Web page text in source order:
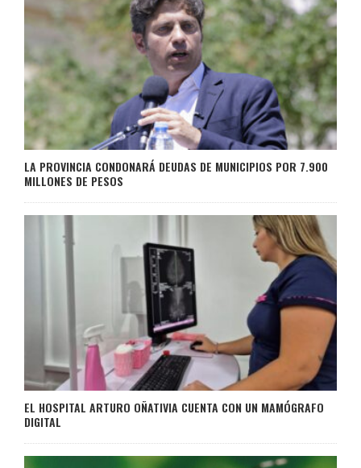
LA PROVINCIA CONDONARÁ DEUDAS DE MUNICIPIOS POR 7.900
MILLONES DE PESOS
EL HOSPITAL ARTURO OÑATIVIA CUENTA CON UN MAMÓGRAFO
DIGITAL